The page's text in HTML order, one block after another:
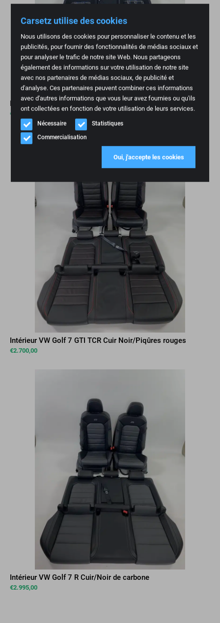
Carsetz utilise des cookies
Nous utilisons des cookies pour personnaliser le contenu et les
publicités, pour fournir des fonctionnalités de médias sociaux et
pour analyser le trafic de notre site Web. Nous partageons
également des informations sur votre utilisation de notre site
avec nos partenaires de médias sociaux, de publicité et
d'analyse. Ces partenaires peuvent combiner ces informations
avec d'autres informations que vous leur avez fournies ou qu'ils
ont collectées en fonction de votre utilisation de leurs services.
Nécessaire
Statistiques
Commercialisation
Oui, j'accepte les cookies
Intérieur VW Golf 7 GTE Tissu noir/gris/bleu
€
Vendu
Intérieur VW Golf 7 GTI TCR Cuir Noir/Piqûres rouges
€2.700,00
Intérieur VW Golf 7 R Cuir/Noir de carbone
€2.995,00